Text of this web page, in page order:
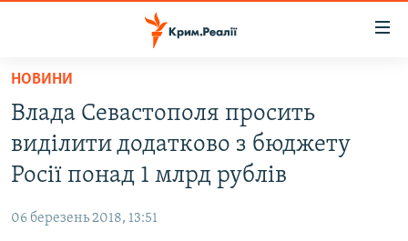
Перейти
основного
матеріалу
Перейти
до
основної
навігації
ВОДА.КРИМ
ВІДЕО ТА ФОТО
БЛОГИ
НОВИНИ
Влада Севастополя просить
виділити додатково з бюджету
Росії понад 1 млрд рублів
06 березень 2018, 13:51